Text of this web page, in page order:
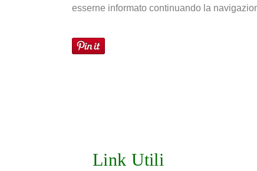
esserne informato continuando la
Link Utili